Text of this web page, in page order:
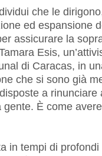
che le
ed espansione
assicurare la
Esis,
di Caracas, in
che si sono già
a rinunciare
È come
in tempi di profondi